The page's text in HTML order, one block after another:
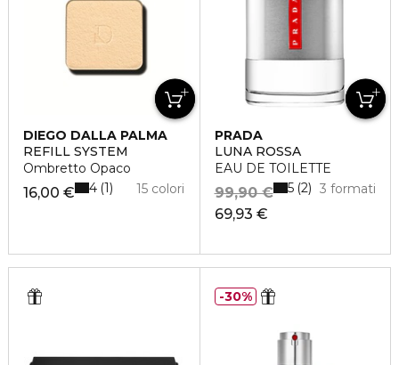
DIEGO DALLA PALMA
REFILL SYSTEM
Ombretto Opaco
16,00 € 15 colori
4 1
PRADA
LUNA ROSSA
EAU DE TOILETTE
69,93 €
99,90 € 3 formati
5 2
30%